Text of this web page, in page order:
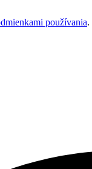
používania.